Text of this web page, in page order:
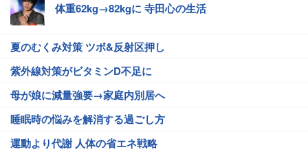
体重62kg→82kgに 寺田心の生活
夏のむくみ対策 ツボ&反射区押し
紫外線対策がビタミンD不足に
母が娘に減量強要→家庭内別居へ
睡眠時の悩みを解消する過ごし方
運動より代謝 人体の省エネ戦略